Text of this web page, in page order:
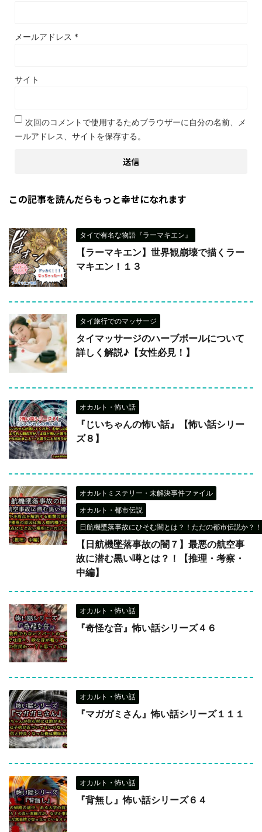
メールアドレス *
サイト
次回のコメントで使用するためブラウザーに自分の名前、メ
ールアドレス、サイトを保存する。
この記事を読んだらもっと幸せになれます
タイで有名な物語『ラーマキエン』
【ラーマキエン】世界観崩壊で描くラー
マキエン！１３
タイ旅行でのマッサージ
タイマッサージのハーブボールについて
詳しく解説♪【女性必見！】
オカルト・怖い話
『じいちゃんの怖い話』【怖い話シリー
ズ８】
オカルトミステリー・未解決事件ファイル
オカルト・都市伝説
日航機墜落事故にひそむ闇とは？！ただの都市伝説か？
【日航機墜落事故の闇７】最悪の航空事
故に潜む黒い噂とは？！【推理・考察・
中編】
オカルト・怖い話
『奇怪な音』怖い話シリーズ４６
オカルト・怖い話
『マガガミさん』怖い話シリーズ１１１
オカルト・怖い話
『背無し』怖い話シリーズ６４